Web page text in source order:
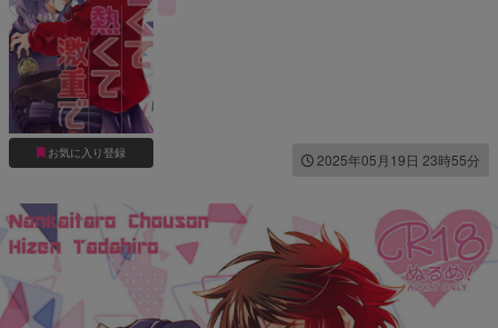
お気に入り登録 2025年05月19日 23時55分